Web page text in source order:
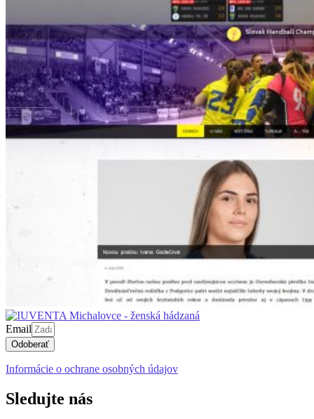
Email
Odoberať
Informácie o ochrane osobných údajov
Sledujte nás